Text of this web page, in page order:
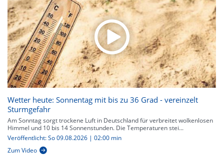
Wetter heute: Sonnentag mit bis zu 36 Grad - vereinzelt
Sturmgefahr
Am Sonntag sorgt trockene Luft in Deutschland für verbreitet wolkenlosen
Himmel und 10 bis 14 Sonnenstunden. Die Temperaturen stei...
Veröffentlicht: So 09.08.2026 | 02:00 min
Zum Video